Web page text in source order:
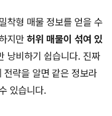
착형 매물 정보를 얻을 수
지만허위 매물이 섞여 있
낭비하기 쉽습니다. 진짜
략을 알면 같은 정보라
있습니다.